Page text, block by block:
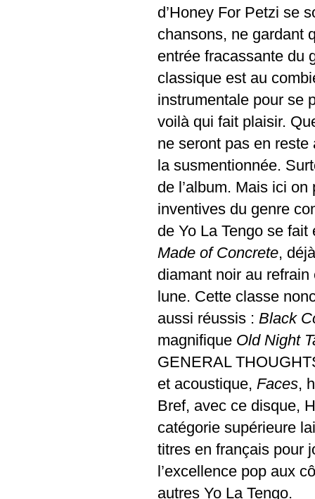
d’Honey For Petzi se
chansons, ne gardant
entrée fracassante du
classique est au
instrumentale pour se
voilà qui fait plaisir.
ne seront pas en
la susmentionnée.
de l’album. Mais ici
inventives du genre
de Yo La Tengo se
Made of Concrete,
diamant noir au
lune. Cette classe
aussi réussis : Black
magnifique Old Night
GENERAL
et acoustique, Faces,
Bref, avec ce disque,
catégorie supérieure
titres en français pour
l’excellence pop aux
autres Yo La Tengo.